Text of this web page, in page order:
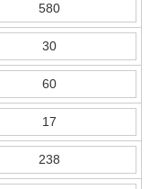
580
30
60
17
238